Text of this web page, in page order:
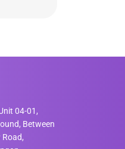
04-01,
Between
Road,